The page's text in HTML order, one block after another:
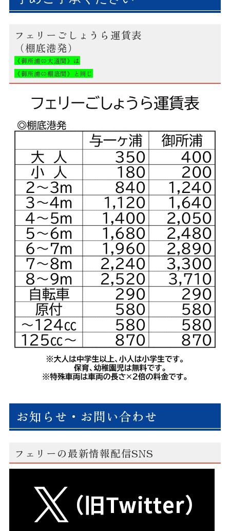
フェリーごしょうら運賃表
（棚底港発）
《御所浦⇔大道間》は
《御所浦⇔棚底間》と同じ
お知らせ・お問い合わせ
フェリーの最新情報配信SNS